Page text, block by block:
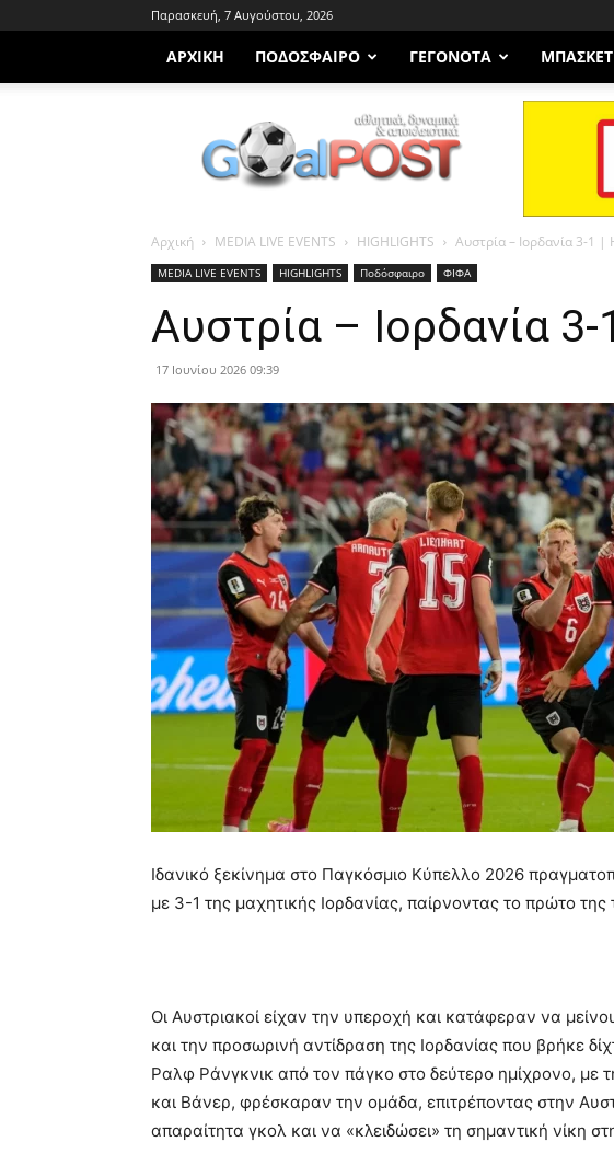
Παρασκευή, 7 Αυγούστου, 2026
ΑΡΧΙΚΗ ΠΟΔΌΣΦΑΙΡΟ ΓΕΓΟΝΌΤΑ ΜΠΆΣΚΕΤ
Goalpost.gr
Αρχική MEDIA LIVE EVENTS HIGHLIGHTS Αυστρία – Ιορδανία 3-1 |
MEDIA LIVE EVENTS HIGHLIGHTS Ποδόσφαιρο ΦΙΦΑ
Αυστρία – Ιορδανία 3-
17 Ιουνίου 2026 09:39
Ιδανικό ξεκίνημα στο Παγκόσμιο Κύπελλο 2026
με 3-1 της μαχητικής Ιορδανίας, παίρνοντας το πρώτο
Οι Αυστριακοί είχαν την υπεροχή και κατάφεραν να
και την προσωρινή αντίδραση της Ιορδανίας που βρήκε
Ραλφ Ράνγκνικ από τον πάγκο στο δεύτερο ημίχρονο, με
και Βάνερ, φρέσκαραν την ομάδα, επιτρέποντας στην
απαραίτητα γκολ και να «κλειδώσει» τη σημαντική νίκη